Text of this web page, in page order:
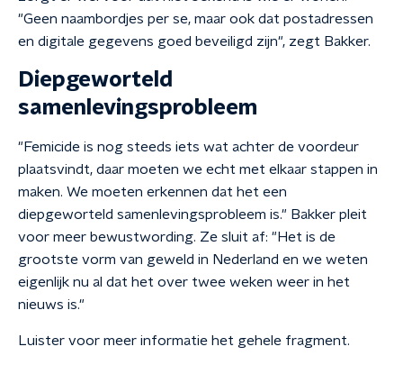
"Geen naambordjes per se, maar ook dat postadressen
en digitale gegevens goed beveiligd zijn", zegt Bakker.
Diepgeworteld
samenlevingsprobleem
"Femicide is nog steeds iets wat achter de voordeur
plaatsvindt, daar moeten we echt met elkaar stappen in
maken. We moeten erkennen dat het een
diepgeworteld samenlevingsprobleem is." Bakker pleit
voor meer bewustwording. Ze sluit af: "Het is de
grootste vorm van geweld in Nederland en we weten
eigenlijk nu al dat het over twee weken weer in het
nieuws is."
Luister voor meer informatie het gehele fragment.